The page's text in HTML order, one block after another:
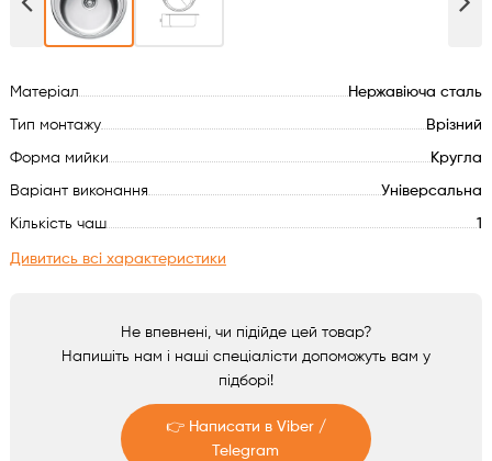
Пральні машини
Холодильне обладнання
Аксесуари
Матеріал Нержавіюча сталь
Тип монтажу Врізний
Форма мийки Кругла
Варіант виконання Універсальна
Кількість чаш 1
Дивитись всі характеристики
Не впевнені, чи підійде цей товар?
Напишіть нам і наші спеціалісти допоможуть вам у
підборі!
👉 Написати в Viber /
Telegram